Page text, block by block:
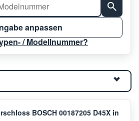
anpassen
/ Modellnummer?
BOSCH 00187205 D45X in